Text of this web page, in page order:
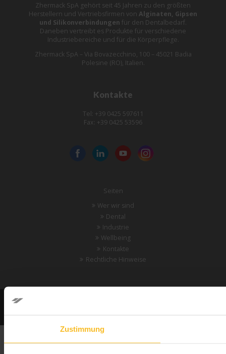
Zustimmung
Zhermack SpA gehört seit 45 Jahren zu den größten
Herstellern und Vertriebsfirmen von Alginaten, Gipsen
und Silikonverbindungen für den Dentalbedarf.
Daneben vertreibt es Produkte für verschiedene
Industriebereiche und für die Körperpflege.
Zhermack SpA – Via Bovazecchino, 100 – 45021 Badia
Polesine (RO), Italien.
Kontakte
Tel: +39 0425 597611
Fax: +39 0425 53596
Seiten
Wer wir sind
Dental
Industrie
Wellbeing
Kontakte
Rechtliche Hinweise